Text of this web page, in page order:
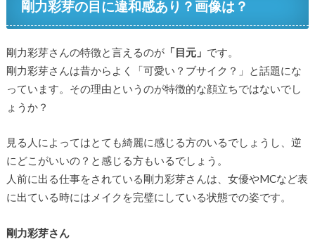
剛力彩芽の目に違和感あり？画像は？
剛力彩芽さんの特徴と言えるのが「目元」 です。
剛力彩芽さんは昔からよく「可愛い？ブサイク？」と話題にな
っています。その理由というのが特徴的な顔立ちではないでし
ょうか？
見る人によってはとても綺麗に感じる方のいるでしょうし、逆
にどこがいいの？と感じる方もいるでしょう。
人前に出る仕事をされている剛力彩芽さんは、女優やMCなど表
に出ている時にはメイクを完璧にしている状態での姿です。
剛力彩芽さん